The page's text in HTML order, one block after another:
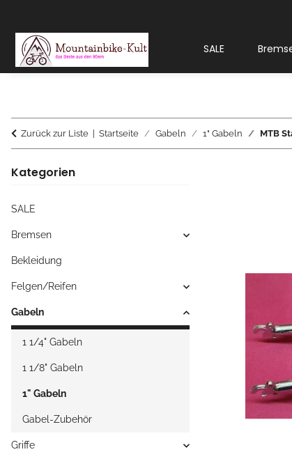
SALE
Zurück zur Liste Startseite Gabeln 1" Gabeln MTB
Kategorien
SALE
Bremsen
Bekleidung
Felgen/Reifen
Gabeln
1 1/4" Gabeln
1 1/8" Gabeln
1" Gabeln
Gabel-Zubehör
Griffe